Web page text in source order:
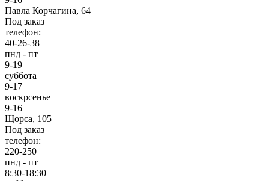
Павла Корчагина, 64
Под заказ
телефон:
40-26-38
пнд - пт
9-19
суббота
9-17
воскрсенье
9-16
Щорса, 105
Под заказ
телефон:
220-250
пнд - пт
8:30-18:30